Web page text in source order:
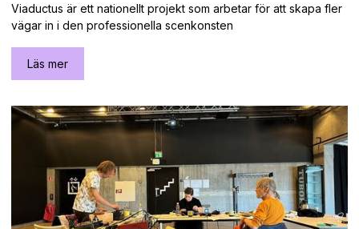
Viaductus är ett nationellt projekt som arbetar för att skapa fler
vägar in i den professionella scenkonsten
Läs mer